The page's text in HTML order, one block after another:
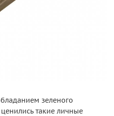
зеленого
такие личные